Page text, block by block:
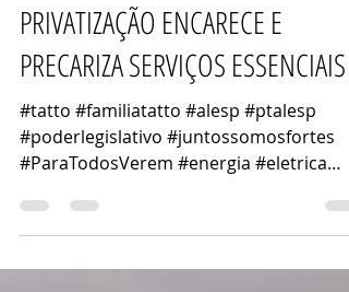
PRIVATIZAÇÃO ENCARECE E
PRECARIZA SERVIÇOS ESSENCIAIS
#tatto #familiatatto #alesp #ptalesp
#poderlegislativo #juntossomosfortes
#ParaTodosVerem #energia #eletrica